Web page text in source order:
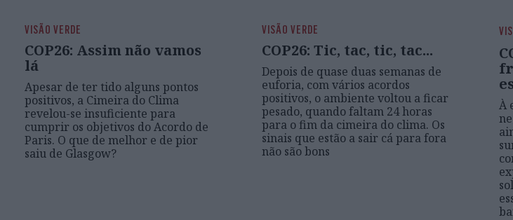
VISÃO VERDE
COP26: Assim não vamos
lá
Apesar de ter tido alguns pontos
positivos, a Cimeira do Clima
revelou-se insuficiente para
cumprir os objetivos do Acordo de
Paris. O que de melhor e de pior
saiu de Glasgow?
VISÃO VERDE
COP26: Tic, tac, tic, tac...
Depois de quase duas semanas de
euforia, com vários acordos
positivos, o ambiente voltou a ficar
pesado, quando faltam 24 horas
para o fim da cimeira do clima. Os
sinais que estão a sair cá para fora
não são bons
À